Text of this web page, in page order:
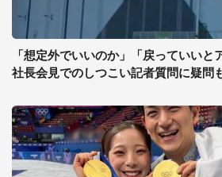
「想定外でいいのか」「戻っていいと
社長会見でのしつこい記者質問に疑問